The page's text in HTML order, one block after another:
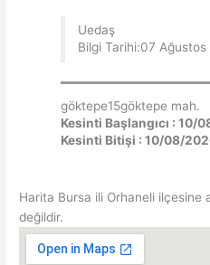
Uedaş
Bilgi Tarihi:07
göktepe15göktepe mah.
Kesinti Başlangıcı : 10/
Kesinti Bitişi : 10/08/
Harita Bursa ili Orhaneli ilçesine
değildir.